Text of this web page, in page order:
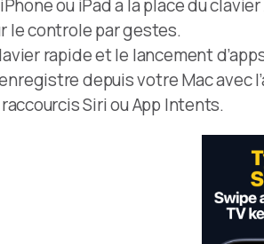
ou iPad a la place du clavier
le controle par gestes.
rapide et le lancement
depuis votre Mac avec
Siri ou App Intents.